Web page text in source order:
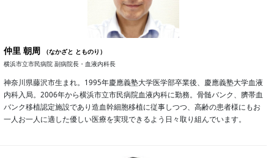
仲里 朝周
（なかざと とものり）
横浜市立市民病院 副病院長・血液内科長
神奈川県藤沢市生まれ。1995年慶應義塾大学医学部卒業後、慶應義塾大学血液
内科入局。2006年から横浜市立市民病院血液内科に勤務。骨髄バンク、臍帯血
バンク移植認定施設であり造血幹細胞移植に従事しつつ、高齢の患者様にもお
一人お一人に適した優しい医療を実現できるよう日々取り組んでいます。